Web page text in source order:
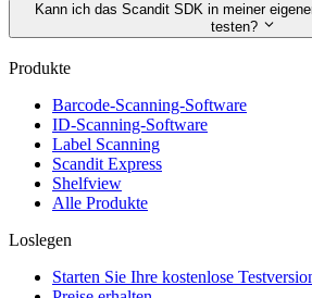
Kann ich das Scandit SDK in meiner
testen?
Produkte
Barcode-Scanning-Software
ID-Scanning-Software
Label Scanning
Scandit Express
Shelfview
Alle Produkte
Loslegen
Starten Sie Ihre kostenlose